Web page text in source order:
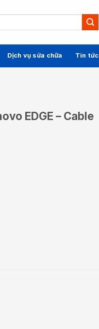
Dịch vụ sửa chữa Tin tức
EDGE – Cable